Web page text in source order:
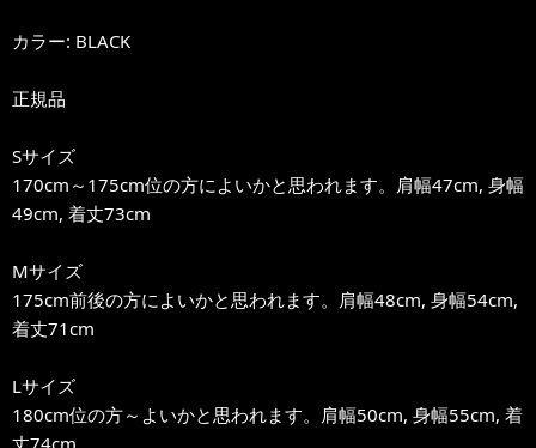
カラー: BLACK
正規品
Sサイズ
170cm～175cm位の方によいかと思われます。肩幅47cm, 身幅
49cm, 着丈73cm
Mサイズ
175cm前後の方によいかと思われます。肩幅48cm, 身幅54cm,
着丈71cm
Lサイズ
180cm位の方～よいかと思われます。肩幅50cm, 身幅55cm, 着
丈74cm